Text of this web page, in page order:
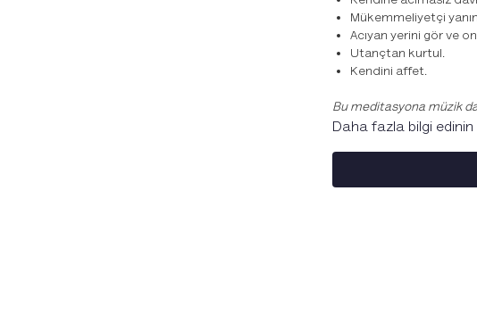
Mükemmeliyetçi
Acıyan yerini gör ve
Utançtan kurtul.
Kendini affet.
Bu meditasyona müzik
Daha fazla bilgi edinin